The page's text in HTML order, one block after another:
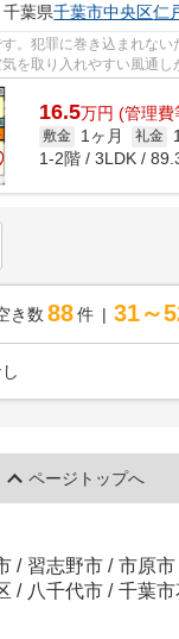
千葉県千葉市中央区仁
。犯罪に巻き込まれな
を取り入れやすい風通し
Kolet千葉...
16.5万円 (管理費
敷金 1ヶ月 礼金
1-2階 / 3LDK /
き数 88 件 31～
ページトップへ
/ 習志野市 / 市原市
/ 八千代市 / 千葉